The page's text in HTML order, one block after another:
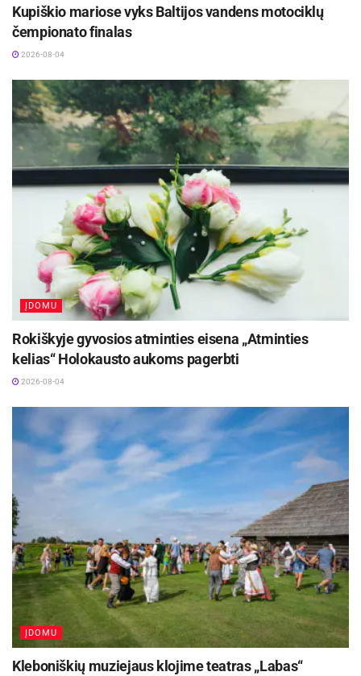
Kupiškio mariose vyks Baltijos vandens motociklų
čempionato finalas
2026-08-04
ĮDOMU
Rokiškyje gyvosios atminties eisena „Atminties
kelias“ Holokausto aukoms pagerbti
2026-08-04
ĮDOMU
Kleboniškių muziejaus klojime teatras „Labas“